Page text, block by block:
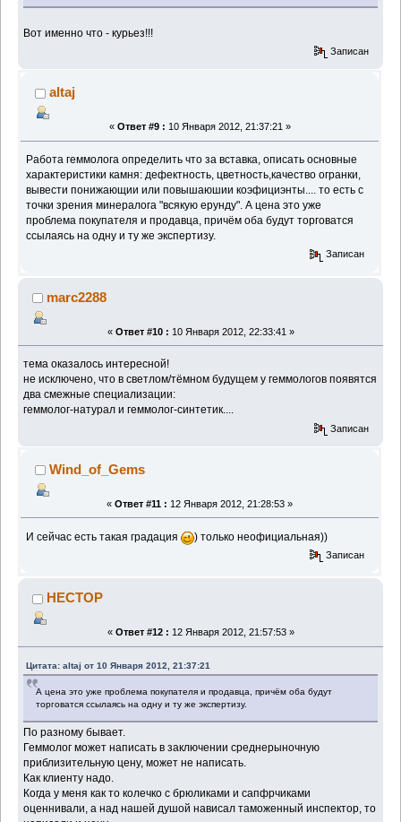
Вот именно что - курьез!!!
Записан
altaj
« Ответ #9 : 10 Января 2012, 21:37:21 »
Работа геммолога определить что за вставка, описать основные
характеристики камня: дефектность, цветность,качество огранки,
вывести понижающии или повышаюшии коэфициэнты.... то есть с
точки зрения минералога "всякую ерунду". А цена это уже
проблема покупателя и продавца, причём оба будут торговатся
ссылаясь на одну и ту же экспертизу.
Записан
marc2288
« Ответ #10 : 10 Января 2012, 22:33:41 »
тема оказалось интересной!
не исключено, что в светлом/тёмном будущем у геммологов появятся
два смежные специализации:
геммолог-натурал и геммолог-синтетик....
Записан
Wind_of_Gems
« Ответ #11 : 12 Января 2012, 21:28:53 »
И сейчас есть такая градация ) только неофициальная))
Записан
HECTOP
« Ответ #12 : 12 Января 2012, 21:57:53 »
Цитата: altaj от 10 Января 2012, 21:37:21
А цена это уже проблема покупателя и продавца, причём оба будут
торговатся ссылаясь на одну и ту же экспертизу.
По разному бывает.
Геммолог может написать в заключении среднерыночную
приблизительную цену, может не написать.
Как клиенту надо.
Когда у меня как то колечко с брюликами и сапфрчиками
оценнивали, а над нашей душой нависал таможенный инспектор, то